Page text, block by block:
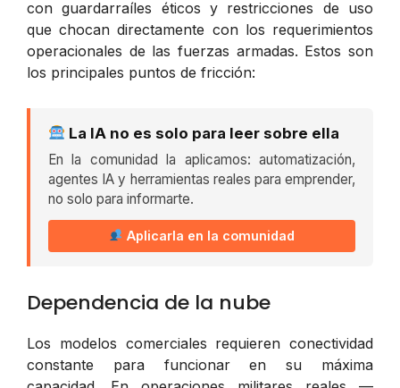
con guardarraíles éticos y restricciones de uso
que chocan directamente con los requerimientos
operacionales de las fuerzas armadas. Estos son
los principales puntos de fricción:
La IA no es solo para leer sobre ella
En la comunidad la aplicamos: automatización,
agentes IA y herramientas reales para emprender,
no solo para informarte.
Aplicarla en la comunidad
Dependencia de la nube
Los modelos comerciales requieren conectividad
constante para funcionar en su máxima